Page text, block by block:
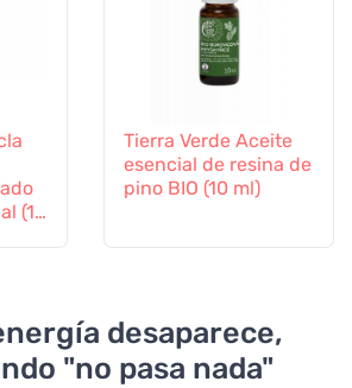
(10
Tierra Verde Aceite
esencial de resina de
pino BIO (10 ml)
desaparece,
"no pasa nada"